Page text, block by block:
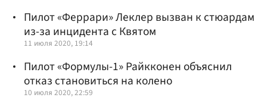
Пилот «Феррари» Леклер вызван к стюардам
из-за инцидента с Квятом
11 июля 2020, 19:14
Пилот «Формулы-1» Райкконен объяснил
отказ становиться на колено
10 июля 2020, 22:59